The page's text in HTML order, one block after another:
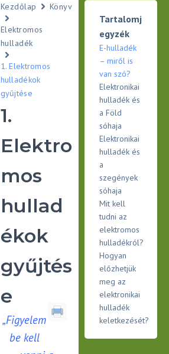
Kezdőlap Könyv
Elektromos
hulladék
1. Elektromos
hulladékok
gyűjtése
1.
Elektro
mos
hullad
ékok
gyűjtés
e
„Figyelem
be kell
Tartalomj
egyzék
E-hulladék
– miről is
van szó?
Elektronikai
hulladék és
a Föld
sóhaja
Elektronikai
hulladék és
a
szegények
sóhaja
Mit kell
tudni az
elektromos
hulladékról?
Hogyan
előzhetjük
meg az
elektronikai
hulladék
keletkezését?